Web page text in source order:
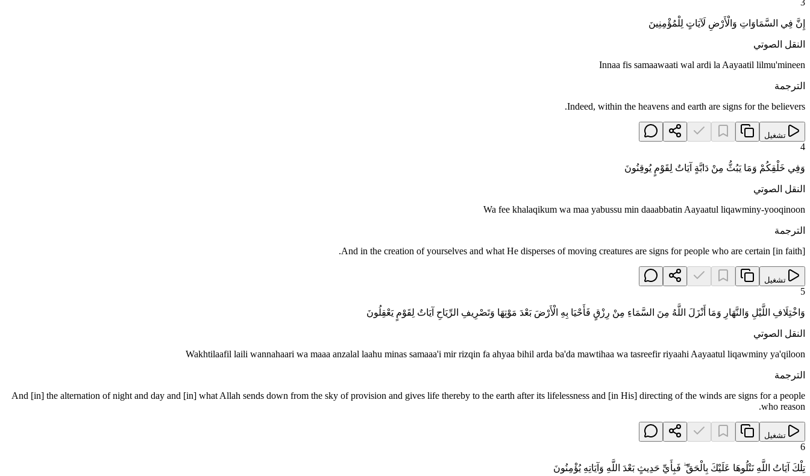
3
إِنَّ فِي السَّمَاوَاتِ وَالْأَرْضِ لَآيَاتٍ لِلْمُؤْمِنِينَ
النقل الصوتي
Innaa fis samaawaati wal ardi la Aayaatil lilmu'mineen
الترجمة
Indeed, within the heavens and earth are signs for the believers.
تشغيل
4
وَفِي خَلْقِكُمْ وَمَا يَبُثُّ مِنْ دَابَّةٍ آيَاتٌ لِقَوْمٍ يُوقِنُونَ
النقل الصوتي
Wa fee khalaqikum wa maa yabussu min daaabbatin Aayaatul liqawminy-yooqinoon
الترجمة
And in the creation of yourselves and what He disperses of moving creatures are signs for people who are certain [in faith].
تشغيل
5
وَاخْتِلَافِ اللَّيْلِ وَالنَّهَارِ وَمَا أَنْزَلَ اللَّهُ مِنَ السَّمَاءِ مِنْ رِزْقٍ فَأَحْيَا بِهِ الْأَرْضَ بَعْدَ مَوْتِهَا وَتَصْرِيفِ الرِّيَاحِ آيَاتٌ لِقَوْمٍ يَعْقِلُونَ
النقل الصوتي
Wakhtilaafil laili wannahaari wa maaa anzalal laahu minas samaaa'i mir rizqin fa ahyaa bihil arda ba'da mawtihaa wa tasreefir riyaahi Aayaatul liqawminy ya'qiloon
الترجمة
And [in] the alternation of night and day and [in] what Allah sends down from the sky of provision and gives life thereby to the earth after its lifelessness and [in His] directing of the winds are signs for a people
who reason.
تشغيل
6
تِلْكَ آيَاتُ اللَّهِ نَتْلُوهَا عَلَيْكَ بِالْحَقِّ ۖ فَبِأَيِّ حَدِيثٍ بَعْدَ اللَّهِ وَآيَاتِهِ يُؤْمِنُونَ